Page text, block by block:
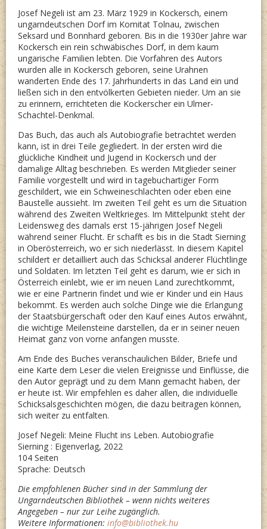
Josef Negeli ist am 23. März 1929 in Kockersch, einem
ungarndeutschen Dorf im Komitat Tolnau, zwischen
Seksard und Bonnhard geboren. Bis in die 1930er Jahre war
Kockersch ein rein schwäbisches Dorf, in dem kaum
ungarische Familien lebten. Die Vorfahren des Autors
wurden alle in Kockersch geboren, seine Urahnen
wanderten Ende des 17. Jahrhunderts in das Land ein und
ließen sich in den entvölkerten Gebieten nieder. Um an sie
zu erinnern, errichteten die Kockerscher ein Ulmer-
Schachtel-Denkmal.
Das Buch, das auch als Autobiografie betrachtet werden
kann, ist in drei Teile gegliedert. In der ersten wird die
glückliche Kindheit und Jugend in Kockersch und der
damalige Alltag beschrieben. Es werden Mitglieder seiner
Familie vorgestellt und wird in tagebuchartiger Form
geschildert, wie ein Schweineschlachten oder eben eine
Baustelle aussieht. Im zweiten Teil geht es um die Situation
während des Zweiten Weltkrieges. Im Mittelpunkt steht der
Leidensweg des damals erst 15-jährigen Josef Negeli
während seiner Flucht. Er schafft es bis in die Stadt Sierning
in Oberösterreich, wo er sich niederlässt. In diesem Kapitel
schildert er detailliert auch das Schicksal anderer Flüchtlinge
und Soldaten. Im letzten Teil geht es darum, wie er sich in
Österreich einlebt, wie er im neuen Land zurechtkommt,
wie er eine Partnerin findet und wie er Kinder und ein Haus
bekommt. Es werden auch solche Dinge wie die Erlangung
der Staatsbürgerschaft oder den Kauf eines Autos erwähnt,
die wichtige Meilensteine darstellen, da er in seiner neuen
Heimat ganz von vorne anfangen musste.
Am Ende des Buches veranschaulichen Bilder, Briefe und
eine Karte dem Leser die vielen Ereignisse und Einflüsse, die
den Autor geprägt und zu dem Mann gemacht haben, der
er heute ist. Wir empfehlen es daher allen, die individuelle
Schicksalsgeschichten mögen, die dazu beitragen können,
sich weiter zu entfalten.
Josef Negeli: Meine Flucht ins Leben. Autobiografie
Sierning : Eigenverlag, 2022
104 Seiten
Sprache: Deutsch
Die empfohlenen Bücher sind in der Sammlung der
Ungarndeutschen Bibliothek – wenn nichts weiteres
Angegeben – nur zur Leihe zugänglich.
Weitere Informationen: info@bibliothek.hu